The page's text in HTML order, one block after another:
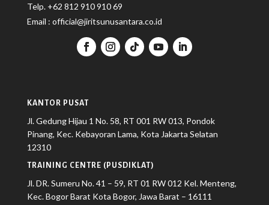
Telp. +62 812 910 910 69
Email : official@jiritsunusantara.co.id
KANTOR PUSAT
Jl. Gedung Hijau 1 No. 58, RT 001 RW 013, Pondok
Pinang, Kec. Kebayoran Lama, Kota Jakarta Selatan
12310
TRAINING CENTRE (PUSDIKLAT)
Jl. DR. Sumeru No. 41 – 59, RT 01 RW 012 Kel. Menteng,
Kec. Bogor Barat Kota Bogor, Jawa Barat – 16111